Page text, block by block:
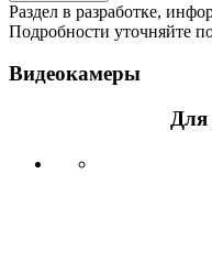
Раздел в разработке,
Подробности уточняйте
Видеокамеры